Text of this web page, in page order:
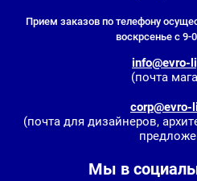
Прием заказов по телефону
воскрсенье с 9-
info@evro-
(почта
corp@evro-
(почта для дизайнеров,
Мы в